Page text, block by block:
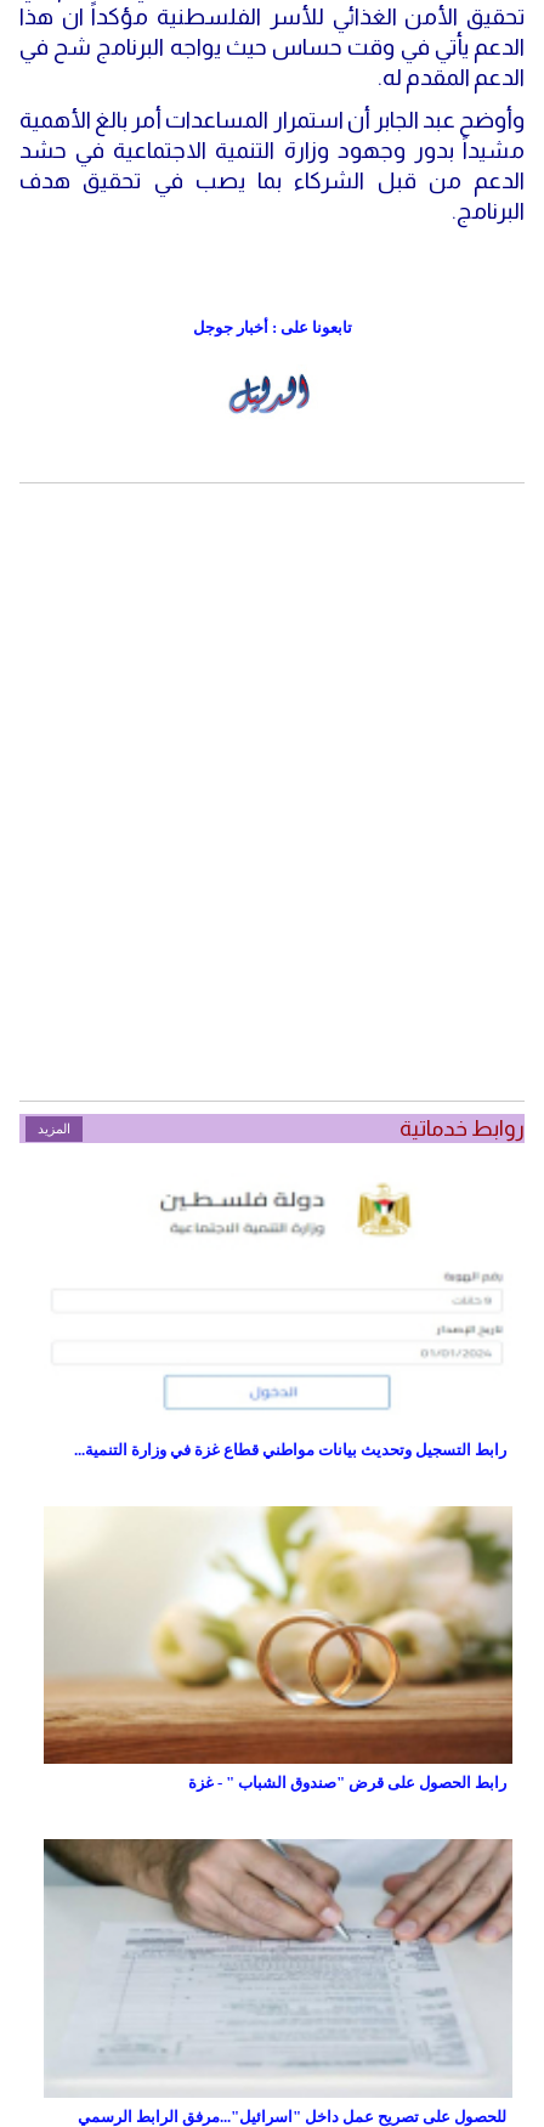
تحقيق الأمن الغذائي للأسر الفلسطنية مؤكداً ان هذا
الدعم يأتي في وقت حساس حيث يواجه البرنامج شح في
الدعم المقدم له.
وأوضح عبد الجابر أن استمرار المساعدات أمر بالغ الأهمية
مشيداً بدور وجهود وزارة التنمية الاجتماعية في حشد
الدعم من قبل الشركاء بما يصب في تحقيق هدف
البرنامج.
تابعونا على : أخبار جوجل
روابط خدماتية المزيد
رابط التسجيل وتحديث بيانات مواطني قطاع غزة في وزارة التنمية...
رابط الحصول على قرض "صندوق الشباب " - غزة
للحصول على تصريح عمل داخل "اسرائيل"...مرفق الرابط الرسمي